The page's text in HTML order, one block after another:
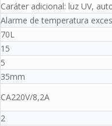
Caráter adicional: luz UV,
Alarme de temperatura
70L
15
5
35mm
CA220V/8,2A
2